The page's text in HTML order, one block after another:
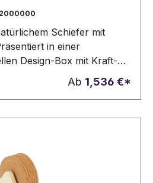
Schiefer mit
in einer
Design-Box mit Kraft-
Ab 1,536 €*